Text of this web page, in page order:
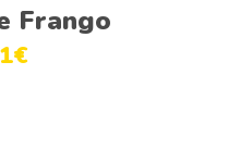
Frango
€